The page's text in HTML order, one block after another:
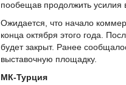
пообещав продолжить усилия
Ожидается, что начало
конца октября этого года.
будет закрыт. Ранее
выставочную площадку.
МК-Турция